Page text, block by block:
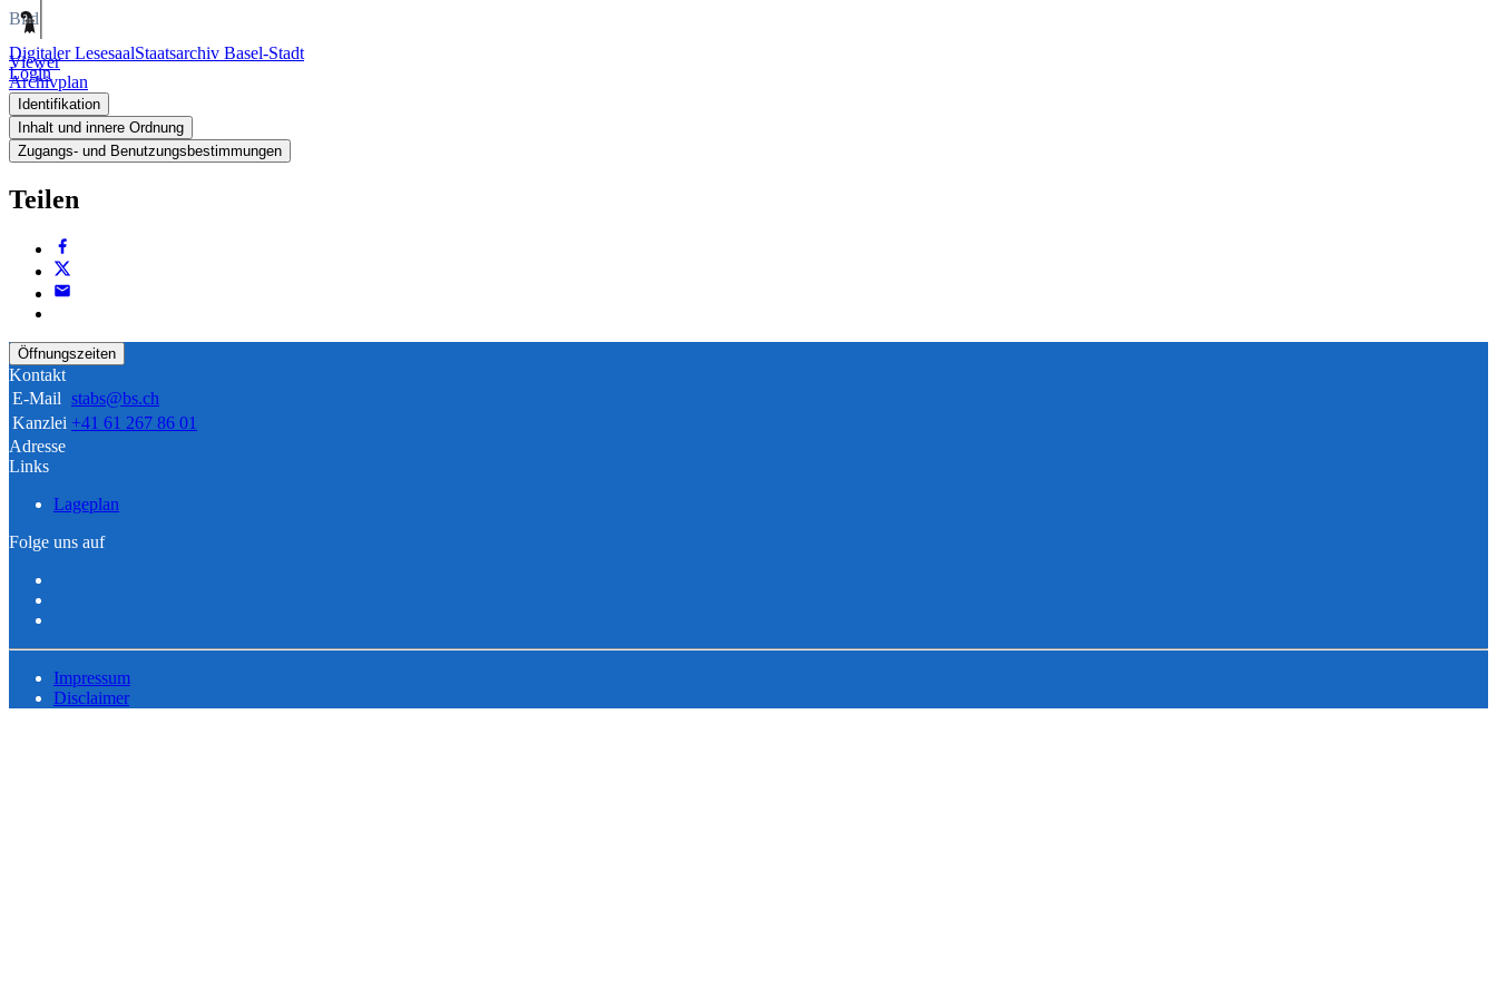
Digitaler LesesaalStaatsarchiv Basel-Stadt
Login
Bild
Viewer
Archivplan
Identifikation
Inhalt und innere Ordnung
Zugangs- und Benutzungsbestimmungen
Teilen
Öffnungszeiten
Kontakt
E-Mail stabs@bs.ch
Kanzlei +41 61 267 86 01
Adresse
Links
Lageplan
Folge uns auf
Impressum
Disclaimer